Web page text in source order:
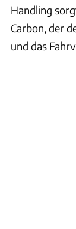
Handling
Carbon, der
und das